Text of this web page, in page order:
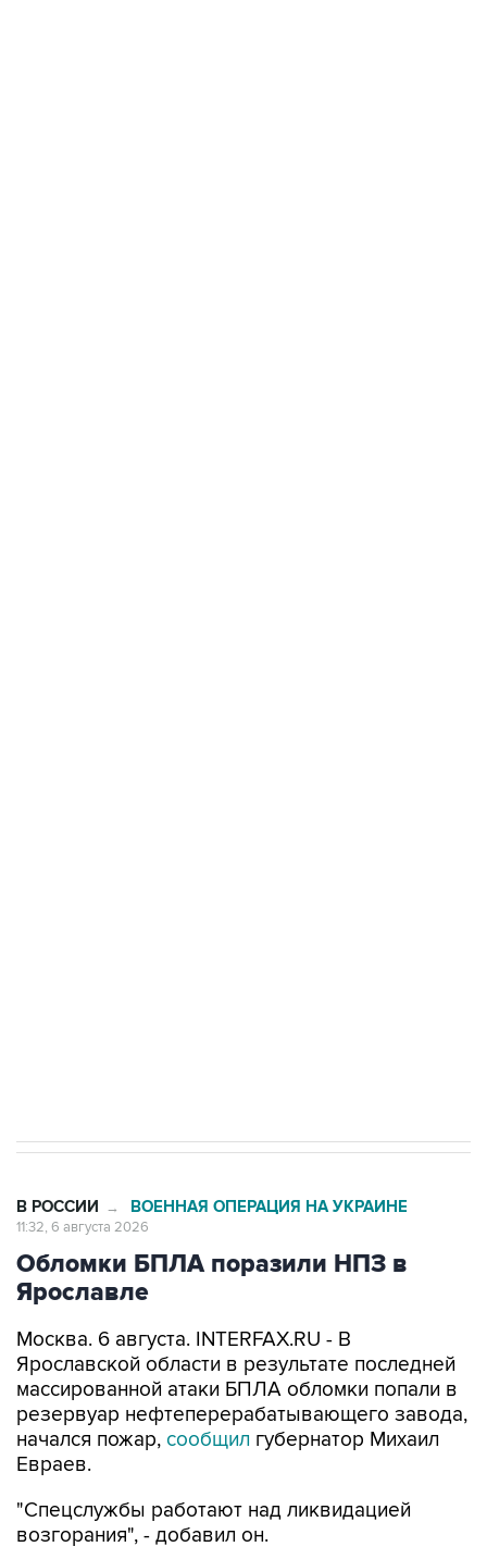
В РОССИИ → ВОЕННАЯ ОПЕРАЦИЯ НА УКРАИНЕ
11:32, 6 августа 2026
Обломки БПЛА поразили НПЗ в
Ярославле
Москва. 6 августа. INTERFAX.RU - В
Ярославской области в результате последней
массированной атаки БПЛА обломки попали в
резервуар нефтеперерабатывающего завода,
начался пожар, сообщил губернатор Михаил
Евраев.
"Спецслужбы работают над ликвидацией
возгорания", - добавил он.